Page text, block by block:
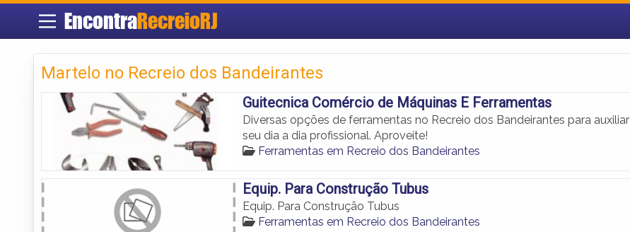
EncontraRecreioRJ
Martelo no Recreio dos Bandeirantes
Guitecnica Comércio de Máquinas E Ferramentas
Diversas opções de ferramentas no Recreio dos Bandeirantes para auxiliar
seu dia a dia profissional. Aproveite!
Ferramentas em Recreio dos Bandeirantes
Equip. Para Construção Tubus
Equip. Para Construção Tubus
Ferramentas em Recreio dos Bandeirantes